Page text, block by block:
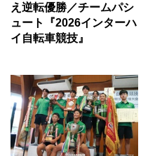
え逆転優勝／チームパシ
ュート『2026インターハ
イ自転車競技』